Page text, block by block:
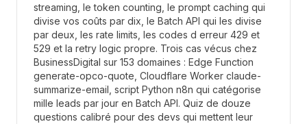
streaming, le token counting, le prompt caching qui
divise vos coûts par dix, le Batch API qui les divise
par deux, les rate limits, les codes d erreur 429 et
529 et la retry logic propre. Trois cas vécus chez
BusinessDigital sur 153 domaines : Edge Function
generate-opco-quote, Cloudflare Worker claude-
summarize-email, script Python n8n qui catégorise
mille leads par jour en Batch API. Quiz de douze
questions calibré pour des devs qui mettent leur